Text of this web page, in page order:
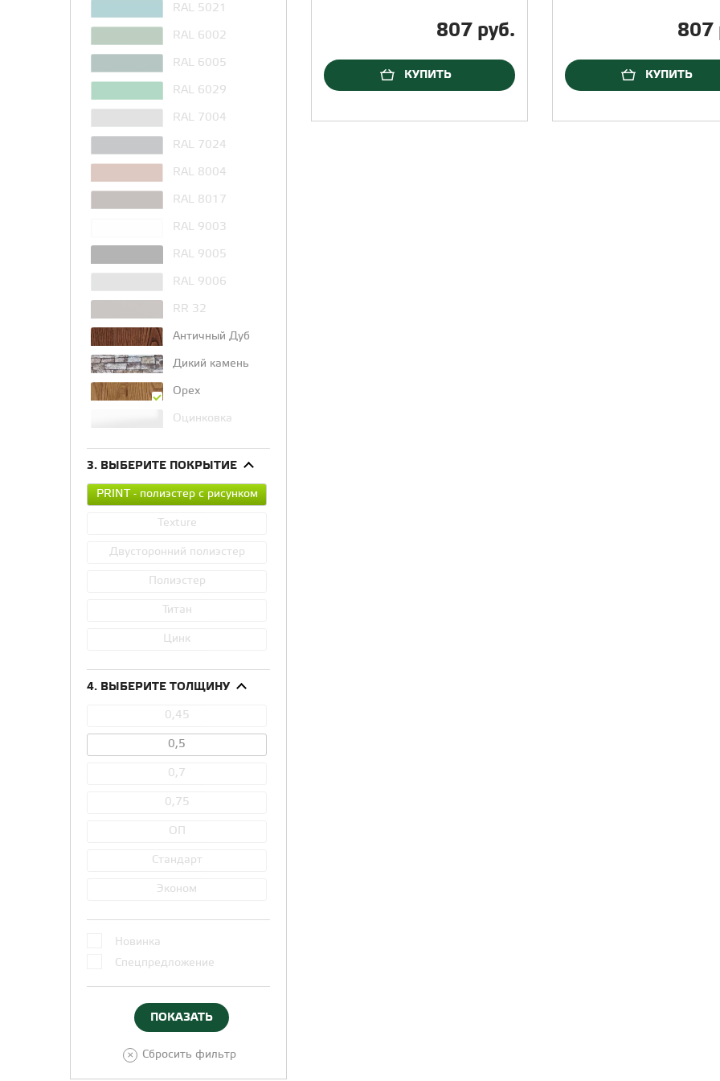
RAL 5021
RAL 6002
RAL 6005
RAL 6029
RAL 7004
RAL 7024
RAL 8004
RAL 8017
RAL 9003
RAL 9005
RAL 9006
RR 32
Античный Дуб
Дикий камень
Орех
Оцинковка
3. ВЫБЕРИТЕ ПОКРЫТИЕ
PRINT - полиэстер с рисунком
Texture
Двусторонний полиэстер
Полиэстер
Титан
Цинк
4. ВЫБЕРИТЕ ТОЛЩИНУ
0,45
0,5
0,7
0,75
ОП
Стандарт
Эконом
Новинка
Спецпредложение
×
807 руб.
КУПИТЬ
807
КУПИТЬ